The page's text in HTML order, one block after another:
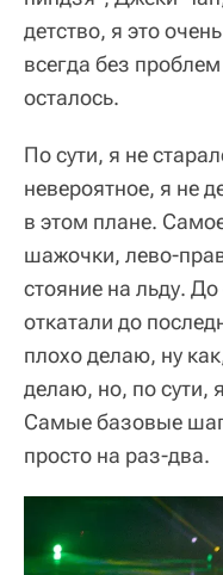
детство, я это
всегда без
осталось.
По сути, я не
невероятное, я не
в этом плане.
шажочки, лево-
стояние на льду.
откатали до
плохо делаю, ну
делаю, но, по сути,
Самые базовые
просто на раз-два.